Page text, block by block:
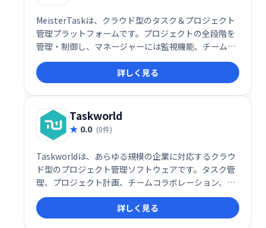
MeisterTaskは、クラウド型のタスク＆プロジェクト
管理プラットフォームです。プロジェクトの全段階を
管理・制御し、マネージャーには監視機能、チームメ
ンバーにはコラボレーション機能を提供することで、
生産性向上とプロジェクトの迅速な完了を支援しま
す。直感的な操作性で、チームワークを効率化しま
す。
詳しく見る
Taskworld
0.0 (0件)
Taskworldは、あらゆる規模の企業に対応するクラウ
ド型のプロジェクト管理ソフトウェアです。タスク管
理、プロジェクト計画、チームコラボレーション、進
捗レポート機能を提供し、iOS/Androidアプリにも対
応。スムーズなプロジェクト遂行とチームワークの向
上を実現します。
詳しく見る